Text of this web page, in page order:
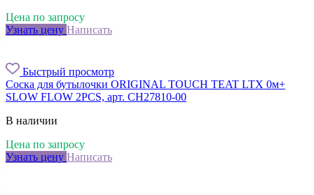
Цена по запросу
Узнать цену Написать
Быстрый просмотр
Соска для бутылочки ORIGINAL TOUCH TEAT LTX 0м+
SLOW FLOW 2PCS, арт. CH27810-00
В наличии
Цена по запросу
Узнать цену Написать